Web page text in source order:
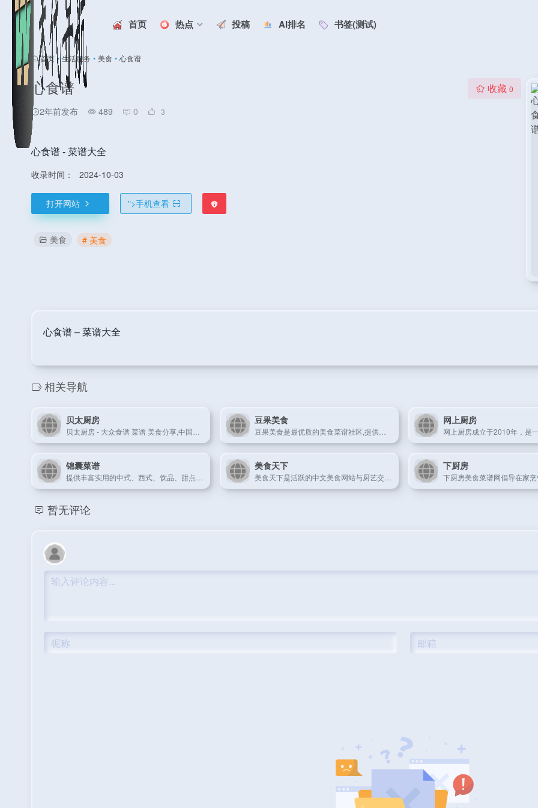
首页 热点 投稿 AI排名 书签(测试)
首页 • 生活服务 • 美食 • 心食谱
心食谱
2年前发布 489 0 3
收藏 0
心食谱 - 菜谱大全
收录时间： 2024-10-03
打开网站 ">手机查看
美食 # 美食
心食谱 – 菜谱大全
相关导航
贝太厨房 豆果美食 网上厨房
锦囊菜谱 美食天下 下厨房
暂无评论